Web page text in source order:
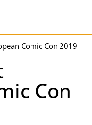
Comic Con 2019
Con